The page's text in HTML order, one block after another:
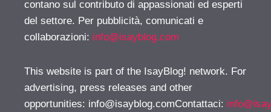
contano sul contributo di appassionati ed esperti
del settore. Per pubblicità, comunicati e
collaborazioni: info@isayblog.com
This website is part of the IsayBlog! network. For
advertising, press releases and other
opportunities: info@isayblog.comContattaci: